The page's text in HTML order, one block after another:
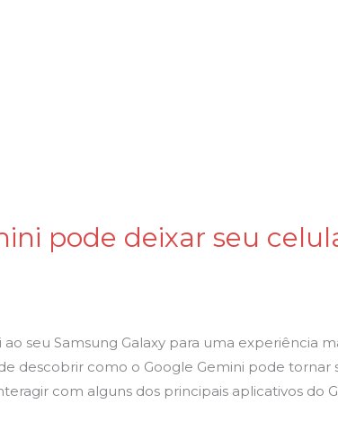
pode deixar seu
seu Samsung Galaxy para uma experiência
descobrir como o Google Gemini pode
com alguns dos principais aplicativos do